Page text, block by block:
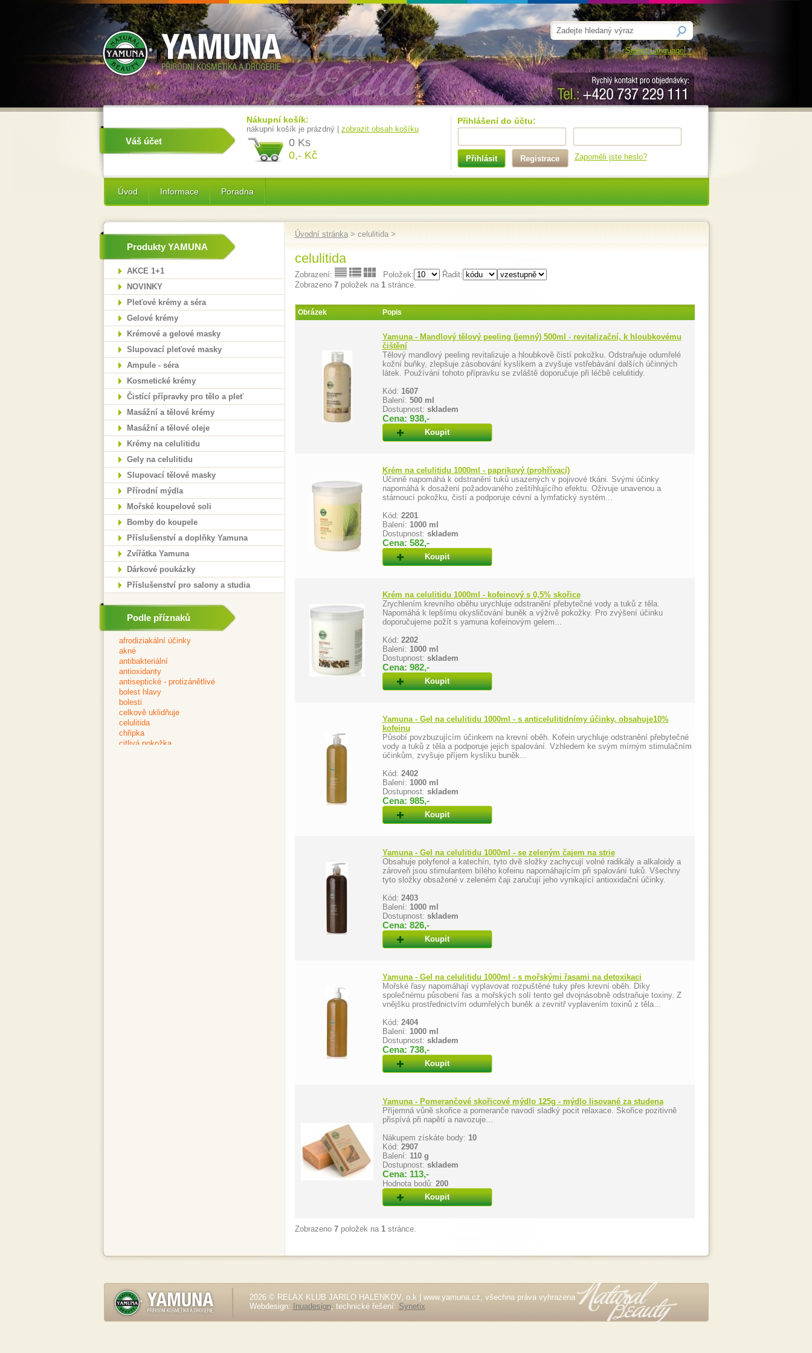
Select Language ▼
Přihlášení do účtu:
Přihlásit Registrace Zapoměli jste heslo?
Váš účet
Nákupní košík:
nákupní košík je prázdný | zobrazit obsah košíku
0 Ks
0,- Kč
Úvod Informace Poradna
Produkty YAMUNA
AKCE 1+1
NOVINKY
Pleťové krémy a séra
Gelové krémy
Krémové a gelové masky
Slupovací pleťové masky
Ampule - séra
Kosmetické krémy
Čistící přípravky pro tělo a pleť
Masážní a tělové krémy
Masážní a tělové oleje
Krémy na celulitidu
Gely na celulitidu
Slupovací tělové masky
Přírodní mýdla
Mořské koupelové soli
Bomby do koupele
Příslušenství a doplňky Yamuna
Zvířátka Yamuna
Dárkové poukázky
Příslušenství pro salony a studia
Podle příznaků
Úvodní stránka> celulitida >
celulitida
Zobrazení: Položek:
Řadit:
Zobrazeno 7položek na 1stránce.
Obrázek Popis
Yamuna - Mandlový tělový peeling (jemný) 500ml - revitalizační, k hloubkovému
čištění
Tělový mandlový peeling revitalizuje a hloubkově čistí pokožku. Odstraňuje odumřelé
kožní buňky, zlepšuje zásobování kyslíkem a zvyšuje vstřebávání dalších účinných
látek. Používání tohoto přípravku se zvláště doporučuje při léčbě celulitidy.
Kód: 1607
Balení: 500 ml
Dostupnost: skladem
Cena: 938,-
Koupit
Krém na celulitidu 1000ml - paprikový (prohřívací)
Účinně napomáhá k odstranění tuků usazených v pojivové tkáni. Svými účinky
napomáhá k dosažení požadovaného zeštíhlujícího efektu. Oživuje unavenou a
stárnoucí pokožku, čistí a podporuje cévní a lymfatický systém...
Kód: 2201
Balení: 1000 ml
Dostupnost: skladem
Cena: 582,-
Koupit
Krém na celulitidu 1000ml - kofeinový s 0,5% skořice
Zrychlením krevního oběhu urychluje odstranění přebytečné vody a tuků z těla.
Napomáhá k lepšímu okysličování buněk a výživě pokožky. Pro zvýšení účinku
doporučujeme požít s yamuna kofeinovým gelem...
Kód: 2202
Balení: 1000 ml
Dostupnost: skladem
Cena: 982,-
Koupit
Yamuna - Gel na celulitidu 1000ml - s anticelulitidnímy účinky, obsahuje10%
kofeinu
Působí povzbuzujícím účinkem na krevní oběh. Kofein urychluje odstranění přebytečné
vody a tuků z těla a podporuje jejich spalování. Vzhledem ke svým mírným stimulačním
účinkům, zvyšuje příjem kyslíku buněk...
Kód: 2402
Balení: 1000 ml
Dostupnost: skladem
Cena: 985,-
Koupit
Yamuna - Gel na celulitidu 1000ml - se zeleným čajem na strie
Obsahuje polyfenol a katechín, tyto dvě složky zachycují volné radikály a alkaloidy a
zároveň jsou stimulantem bílého kofeinu napomáhajícím při spalování tuků. Všechny
tyto složky obsažené v zeleném čaji zaručují jeho vynikající antioxidační účinky.
Kód: 2403
Balení: 1000 ml
Dostupnost: skladem
Cena: 826,-
Koupit
Yamuna - Gel na celulitidu 1000ml - s mořskými řasami na detoxikaci
Mořské řasy napomáhají vyplavovat rozpuštěné tuky přes krevní oběh. Díky
společnému působení řas a mořských solí tento gel dvojnásobně odstraňuje toxiny. Z
vnějšku prostřednictvím odumřelých buněk a zevnitř vyplavením toxinů z těla...
Kód: 2404
Balení: 1000 ml
Dostupnost: skladem
Cena: 738,-
Koupit
Yamuna - Pomerančové skořicové mýdlo 125g - mýdlo lisované za studena
Příjemná vůně skořice a pomeranče navodí sladký pocit relaxace. Skořice pozitivně
přispívá při napětí a navozuje...
Nákupem získáte body: 10
Kód: 2907
Balení: 110 g
Dostupnost: skladem
Cena: 113,-
Hodnota bodů: 200
Koupit
Zobrazeno 7položek na 1stránce.
2026 © RELAX KLUB JARILO HALENKOV, o.k | www.yamuna.cz, všechna práva vyhrazena
Webdesign:
Inuadesign, technické řešení: Synetix